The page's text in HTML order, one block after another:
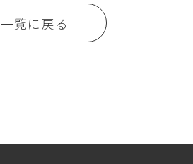
一覧に戻る